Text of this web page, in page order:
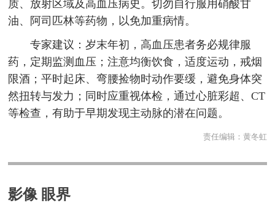
质、放射区域及高血压病史。切勿自行服用硝酸甘
油、阿司匹林等药物，以免加重病情。
专家建议：岁末年初，高血压患者务必规律服
药，定期监测血压；注意均衡饮食，适度运动，戒烟
限酒；平时起床、弯腰捡物时动作要缓，避免身体突
然扭转与发力；同时应重视体检，通过心脏彩超、CT
等检查，有助于早期发现主动脉的潜在问题。
责任编辑： 黄冬虹
影像 眼界